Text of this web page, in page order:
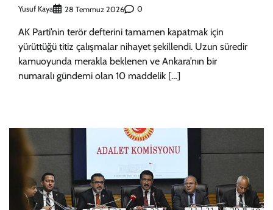
Yusuf Kaya 28 Temmuz 2026 0
AK Parti’nin terör defterini tamamen kapatmak için
yürüttüğü titiz çalışmalar nihayet şekillendi. Uzun süredir
kamuoyunda merakla beklenen ve Ankara’nın bir
numaralı gündemi olan 10 maddelik […]